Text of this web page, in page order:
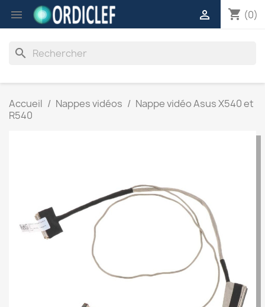
 shopping_cart (0)

search
Accueil Nappes vidéos
Nappe vidéo Asus X540 et
R540